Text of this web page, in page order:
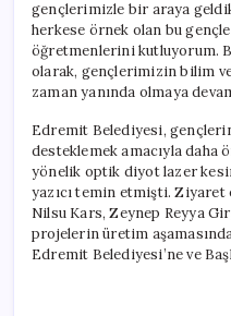
gençlerimizle bir araya
herkese örnek olan bu
öğretmenlerini kutluyorum.
olarak, gençlerimizin bilim
zaman yanında olmaya
Edremit Belediyesi,
desteklemek amacıyla daha
yönelik optik diyot lazer
yazıcı temin etmişti.
Nilsu Kars, Zeynep Reyya
projelerin üretim
Edremit Belediyesi’ne ve